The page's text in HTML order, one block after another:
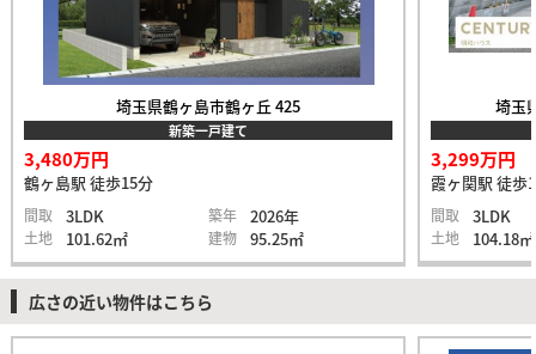
埼玉県鶴ヶ島市鶴ヶ丘 425
新築一戸建て
3,480万円
鶴ヶ島駅 徒歩15分
間取 3LDK 築年 2026年
土地 101.62㎡ 建物 95.25㎡
埼玉
3,299万円
霞ヶ関駅 徒歩
間取 3LDK
土地 104.18㎡
広さの近い物件はこちら